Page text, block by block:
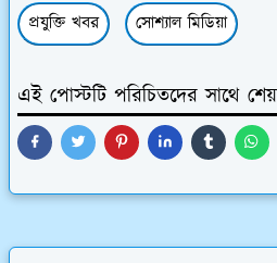
প্রযুক্তি খবর সোশ্যাল মিডিয়া
এই পোস্টটি পরিচিতদের সাথে